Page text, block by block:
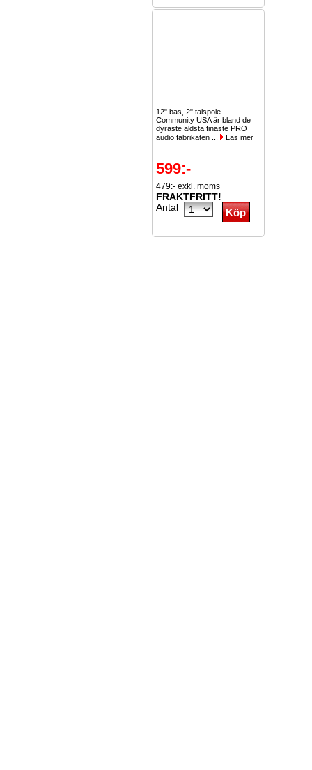
12" bas, 2" talspole.
Community USA är bland de
dyraste äldsta finaste PRO
audio fabrikaten ...
Läs mer
599:-
479:- exkl. moms
FRAKTFRITT!
Antal